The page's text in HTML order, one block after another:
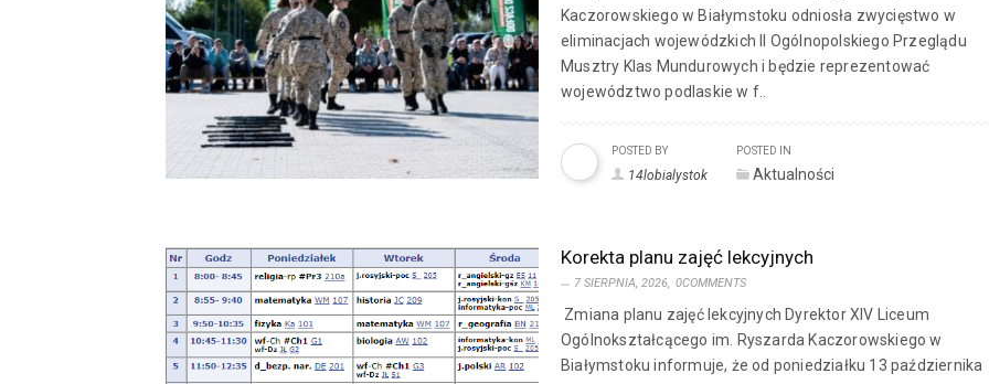
Kaczorowskiego w Białymstoku odniosła zwycięstwo w
eliminacjach wojewódzkich II Ogólnopolskiego Przeglądu
Musztry Klas Mundurowych i będzie reprezentować
województwo podlaskie w f..
POSTED BY
14lobialystok
POSTED IN
Aktualności
Korekta planu zajęć lekcyjnych
7 SIERPNIA, 2026, 0COMMENTS
Zmiana planu zajęć lekcyjnych Dyrektor XIV Liceum
Ogólnokształcącego im. Ryszarda Kaczorowskiego w
Białymstoku informuje, że od poniedziałku 13 października